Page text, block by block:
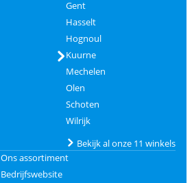
Gent
Hasselt
Hognoul
Kuurne
Mechelen
Olen
Schoten
Wilrijk
Bekijk al onze 11 winkels
Ons assortiment
Bedrijfswebsite